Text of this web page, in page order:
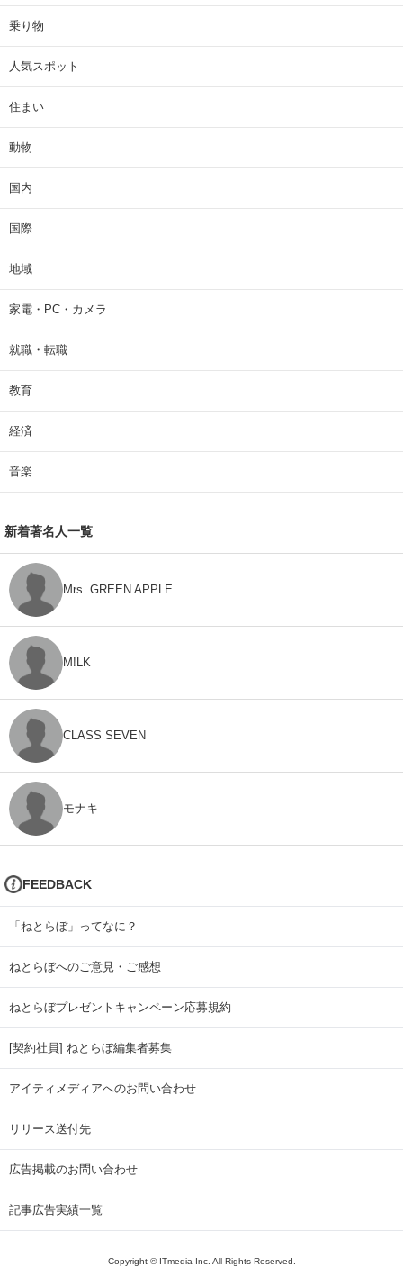
乗り物
人気スポット
住まい
動物
国内
国際
地域
家電・PC・カメラ
就職・転職
教育
経済
音楽
新着著名人一覧
Mrs. GREEN APPLE
M!LK
CLASS SEVEN
モナキ
FEEDBACK
「ねとらぼ」ってなに？
ねとらぼへのご意見・ご感想
ねとらぼプレゼントキャンペーン応募規約
[契約社員] ねとらぼ編集者募集
アイティメディアへのお問い合わせ
リリース送付先
広告掲載のお問い合わせ
記事広告実績一覧
Copyright © ITmedia Inc. All Rights Reserved.